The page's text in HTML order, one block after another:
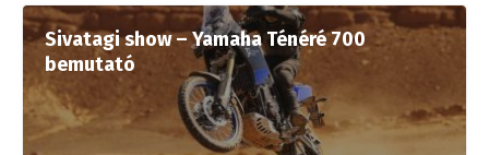
Sivatagi show – Yamaha Ténéré 700
bemutató